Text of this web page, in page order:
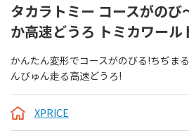
タカラトミー コースがのび
か高速どうろ トミカワール
かんたん変形でコースがのびる!ちぢま
んびゅん走る高速どうろ!
XPRICE